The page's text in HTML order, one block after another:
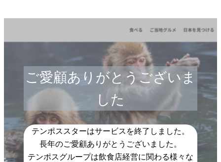
ご愛顧ありがとうございま
した
テンポススターはサービスを終了しました。
長年のご愛顧ありがとうございました。
テンポスグループは飲食店経営に関わる様々な